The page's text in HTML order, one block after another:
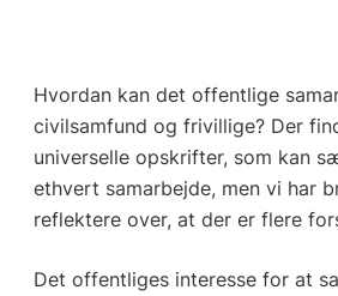
Hvordan kan det offentlige
civilsamfund og frivillige? Der
universelle opskrifter, som kan
ethvert samarbejde, men vi har
reflektere over, at der er flere
Det offentliges interesse for at